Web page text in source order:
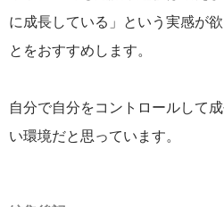
に成長している」という実感が
とをおすすめします。
自分で自分をコントロールして
い環境だと思っています。